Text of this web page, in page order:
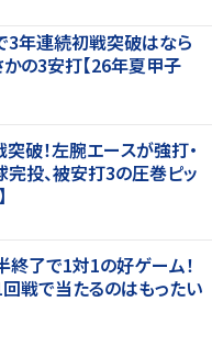
年連続初戦突破はなら
の3安打【26年夏甲子
破！左腕エースが強打・
投、被安打3の圧巻ピッ
了で1対1の好ゲーム！
戦で当たるのはもったい